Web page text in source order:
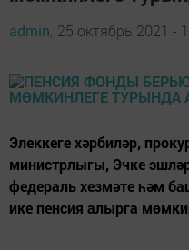
admin, 25 октябрь 2021 -
Элеккеге хәрбиләр,
министрлыгы, Эчке
федераль хезмәте һәм
ике пенсия алырга